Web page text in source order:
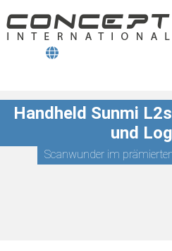
Handheld Sunmi
und
Scanwunder im